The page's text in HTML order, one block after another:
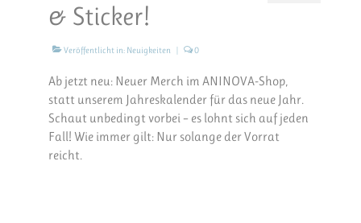
& Sticker!
Veröffentlicht in: Neuigkeiten | 0
Ab jetzt neu: Neuer Merch im ANINOVA-Shop,
statt unserem Jahreskalender für das neue Jahr.
Schaut unbedingt vorbei – es lohnt sich auf jeden
Fall! Wie immer gilt: Nur solange der Vorrat
reicht.